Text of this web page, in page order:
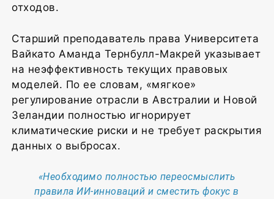
отходов.
Старший преподаватель права Университета
Вайкато Аманда Тернбулл-Макрей указывает
на неэффективность текущих правовых
моделей. По ее словам, «мягкое»
регулирование отрасли в Австралии и Новой
Зеландии полностью игнорирует
климатические риски и не требует раскрытия
данных о выбросах.
«Необходимо полностью переосмыслить
правила ИИ-инноваций и сместить фокус в